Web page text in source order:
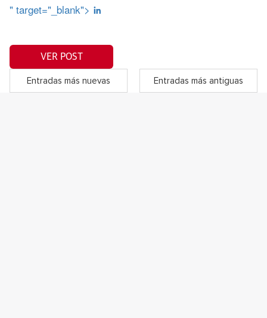
" target="_blank">
VER POST
Entradas más nuevas Entradas más antiguas